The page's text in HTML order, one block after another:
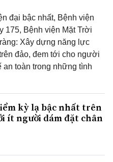
đại bậc nhất, Bệnh viện
175, Bệnh viện Mặt Trời
Xây dựng năng lực
đảo, đem tới cho người
an toàn trong những tình
kỳ lạ bậc nhất trên
ít người dám đặt chân